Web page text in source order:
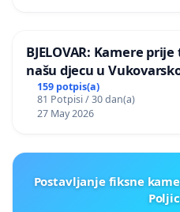
BJELOVAR: Kamere
našu djecu u
159 potpis(a)
81 Potpisi / 30 dan(a)
27 May 2026
Postavljanje fiksne